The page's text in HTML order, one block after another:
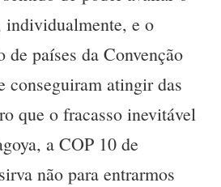
individualmente, e o
de países da Convenção
conseguiram atingir das
que o fracasso inevitável
a COP 10 de
não para entrarmos